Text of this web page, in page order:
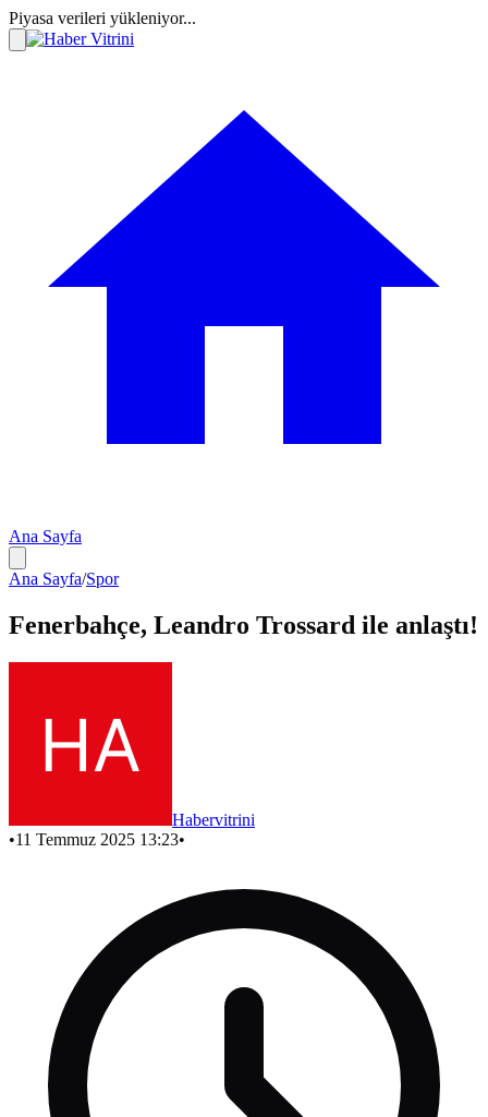
Piyasa verileri yükleniyor...
Ana Sayfa
Ana Sayfa/Spor
Fenerbahçe, Leandro Trossard ile anlaştı!
Habervitrini
•11 Temmuz 2025 13:23•